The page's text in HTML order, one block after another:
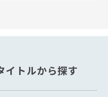
イトルから探す